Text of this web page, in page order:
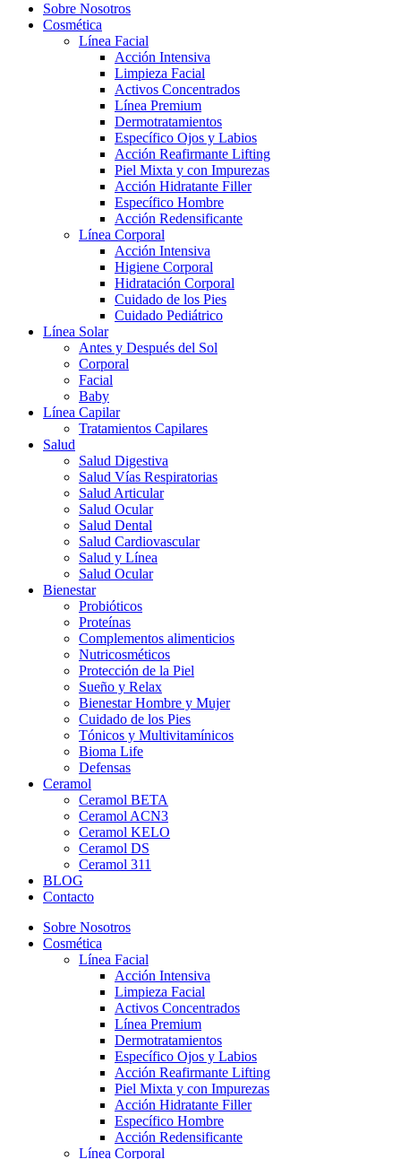
Sobre Nosotros
Cosmética
Línea Facial
Acción Intensiva
Limpieza Facial
Activos Concentrados
Línea Premium
Dermotratamientos
Específico Ojos y Labios
Acción Reafirmante Lifting
Piel Mixta y con Impurezas
Acción Hidratante Filler
Específico Hombre
Acción Redensificante
Línea Corporal
Acción Intensiva
Higiene Corporal
Hidratación Corporal
Cuidado de los Pies
Cuidado Pediátrico
Línea Solar
Antes y Después del Sol
Corporal
Facial
Baby
Línea Capilar
Tratamientos Capilares
Salud
Salud Digestiva
Salud Vías Respiratorias
Salud Articular
Salud Ocular
Salud Dental
Salud Cardiovascular
Salud y Línea
Salud Ocular
Bienestar
Probióticos
Proteínas
Complementos alimenticios
Nutricosméticos
Protección de la Piel
Sueño y Relax
Bienestar Hombre y Mujer
Cuidado de los Pies
Tónicos y Multivitamínicos
Bioma Life
Defensas
Ceramol
Ceramol BETA
Ceramol ACN3
Ceramol KELO
Ceramol DS
Ceramol 311
BLOG
Contacto
Sobre Nosotros
Cosmética
Línea Facial
Acción Intensiva
Limpieza Facial
Activos Concentrados
Línea Premium
Dermotratamientos
Específico Ojos y Labios
Acción Reafirmante Lifting
Piel Mixta y con Impurezas
Acción Hidratante Filler
Específico Hombre
Acción Redensificante
Línea Corporal